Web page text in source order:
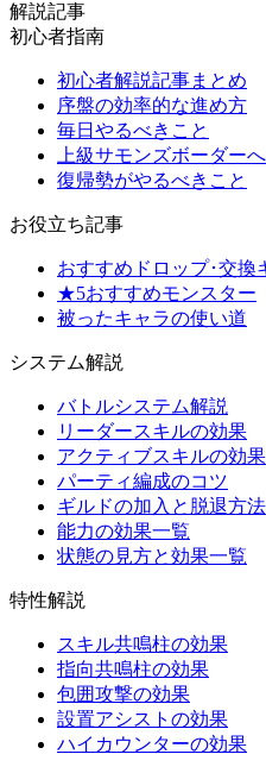
解説記事
初心者指南
初心者解説記事まとめ
序盤の効率的な進め方
毎日やるべきこと
上級サモンズボーダー
復帰勢がやるべきこと
お役立ち記事
おすすめドロップ･交換
★5おすすめモンスター
被ったキャラの使い道
システム解説
バトルシステム解説
リーダースキルの効果
アクティブスキルの効果
パーティ編成のコツ
ギルドの加入と脱退方法
能力の効果一覧
状態の見方と効果一覧
特性解説
スキル共鳴柱の効果
指向共鳴柱の効果
包囲攻撃の効果
設置アシストの効果
ハイカウンターの効果